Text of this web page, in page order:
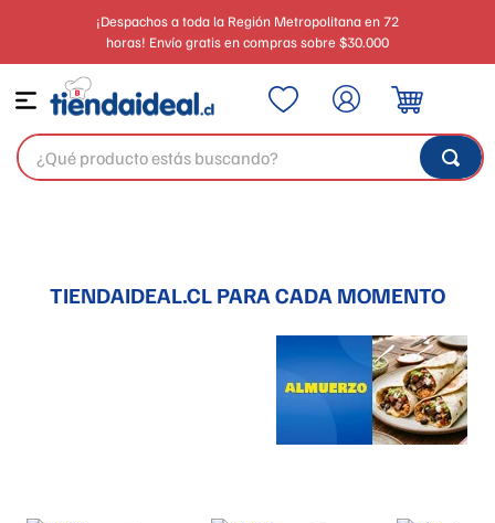
¡Despachos a toda la Región Metropolitana en 72
horas! Envío gratis en compras sobre $30.000
¿Qué producto estás buscando?
TIENDAIDEAL.CL PARA CADA MOMENTO